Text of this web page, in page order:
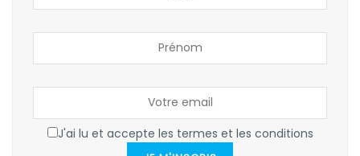
J'ai lu et accepte les termes et les conditions